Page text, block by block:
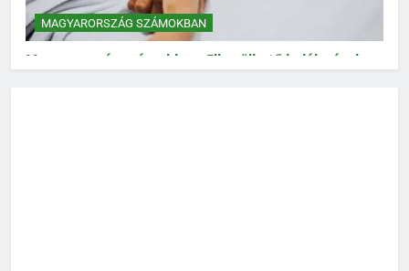
MAGYARORSZÁG SZÁMOKBAN
Magyarország számokban: Elkerülhető halálozások